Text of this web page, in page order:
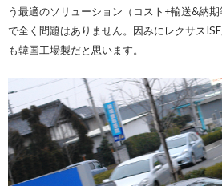
う最適のソリューション（コスト+輸送&納
で全く問題はありません。因みにレクサス
も韓国工場製だと思います。